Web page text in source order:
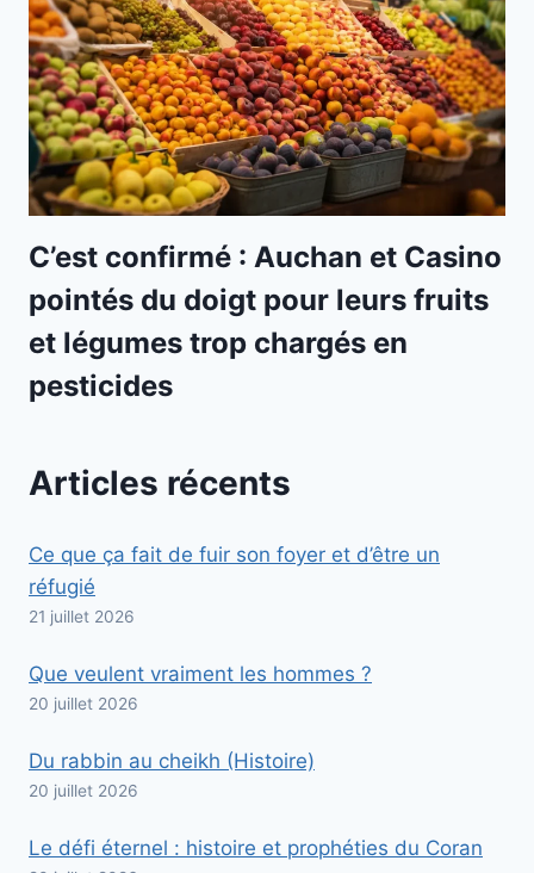
C’est confirmé : Auchan et Casino
pointés du doigt pour leurs fruits
et légumes trop chargés en
pesticides
Articles récents
Ce que ça fait de fuir son foyer et d’être un
réfugié
21 juillet 2026
Que veulent vraiment les hommes ?
20 juillet 2026
Du rabbin au cheikh (Histoire)
20 juillet 2026
Le défi éternel : histoire et prophéties du Coran